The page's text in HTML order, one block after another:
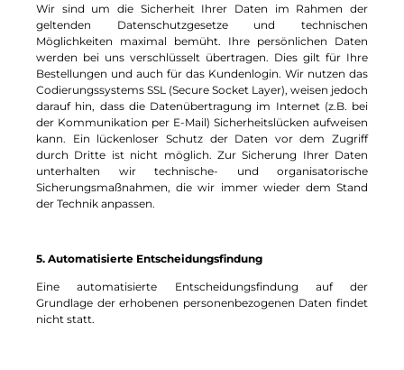
Wir sind um die Sicherheit Ihrer Daten im Rahmen der
geltenden Datenschutzgesetze und technischen
Möglichkeiten maximal bemüht. Ihre persönlichen Daten
werden bei uns verschlüsselt übertragen. Dies gilt für Ihre
Bestellungen und auch für das Kundenlogin. Wir nutzen das
Codierungssystems SSL (Secure Socket Layer), weisen jedoch
darauf hin, dass die Datenübertragung im Internet (z.B. bei
der Kommunikation per E-Mail) Sicherheitslücken aufweisen
kann. Ein lückenloser Schutz der Daten vor dem Zugriff
durch Dritte ist nicht möglich. Zur Sicherung Ihrer Daten
unterhalten wir technische- und organisatorische
Sicherungsmaßnahmen, die wir immer wieder dem Stand
der Technik anpassen.
5. Automatisierte Entscheidungsfindung
Eine automatisierte Entscheidungsfindung auf der
Grundlage der erhobenen personenbezogenen Daten findet
nicht statt.